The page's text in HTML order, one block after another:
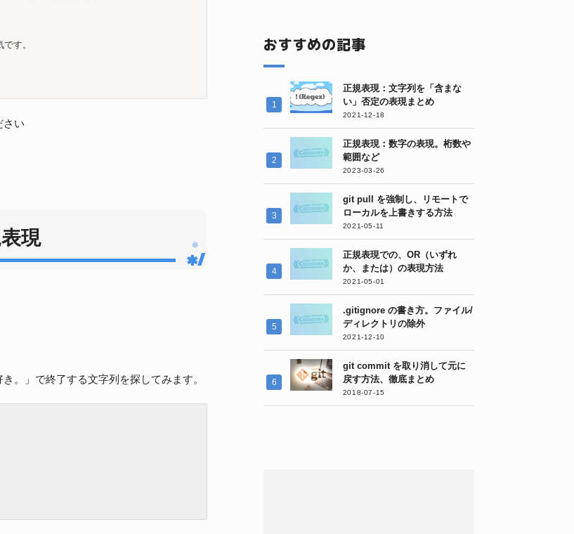
す。
さい
現
。」で終了する文字列を探してみます。
おすすめの記事
正規表現：文字列を「含まな
い」否定の表現まとめ
2021-12-18
正規表現：数字の表現。桁数や
範囲など
2023-03-26
git pull を強制し、リモートで
ローカルを上書きする方法
2021-05-11
正規表現での、OR（いずれ
か、または）の表現方法
2021-05-01
.gitignore の書き方。ファイル/
ディレクトリの除外
2021-12-10
git commit を取り消して元に
戻す方法、徹底まとめ
2018-07-15